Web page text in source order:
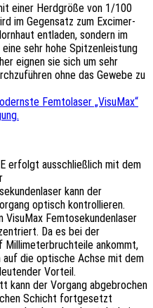
einer Herdgröße von 1/100
im Gegensatz zum Excimer-
entladen, sondern im
sehr hohe Spitzenleistung
eignen sie sich um sehr
ohne das Gewebe zu
Femtolaser „VisuMax“
erfolgt ausschließlich mit dem
kann der
optisch kontrollieren.
Femtosekundenlaser
Da es bei der
ankommt,
die optische Achse mit dem
Vorteil.
kann der Vorgang abgebrochen
Schicht fortgesetzt